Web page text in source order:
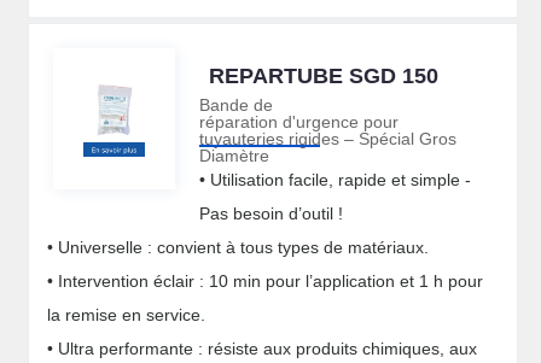
REPARTUBE SGD 150
Bande de
réparation d'urgence pour
tuyauteries rigides – Spécial Gros
Diamètre
• Utilisation facile, rapide et simple -
Pas besoin d’outil !
• Universelle : convient à tous types de matériaux.
• Intervention éclair : 10 min pour l’application et 1 h pour
la remise en service.
• Ultra performante : résiste aux produits chimiques, aux